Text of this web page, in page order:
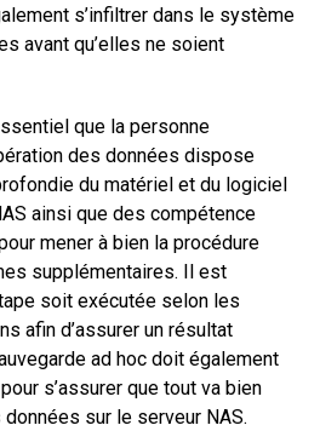
s’infiltrer dans le système
avant qu’elles ne soient
que la personne
des données dispose
du matériel et du logiciel
ainsi que des compétence
mener à bien la procédure
supplémentaires. Il est
soit exécutée selon les
afin d’assurer un résultat
ad hoc doit également
s’assurer que tout va bien
sur le serveur NAS.